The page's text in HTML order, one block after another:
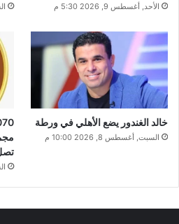
الأحد, أغسطس 9, 2026 5:30 م
خالد الغندور يضع الأهلي في ورطة
السبت, أغسطس 8, 2026 10:00 م
تصل